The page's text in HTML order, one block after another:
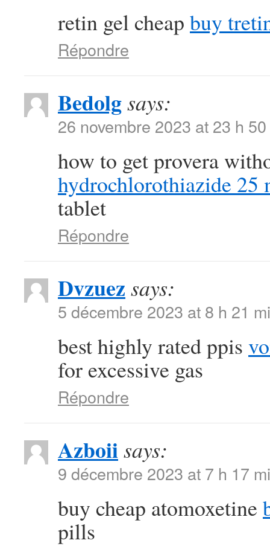
retin gel cheap buy
Répondre
Bedolgsays:
26 novembre 2023 at 23 h
how to get provera
hydrochlorothiazide 25
tablet
Répondre
Dvzuez says:
5 décembre 2023 at 8 h 21
best highly rated ppis
for excessive gas
Répondre
Azboiisays:
9 décembre 2023 at 7 h 17
buy cheap atomoxetine
pills